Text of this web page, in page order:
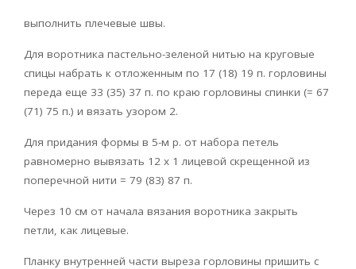
выполнить плечевые швы.
Для воротника пастельно-зеленой нитью на круговые
спицы набрать к отложенным по 17 (18) 19 п. горловины
переда еще 33 (35) 37 п. по краю горловины спинки (= 67
(71) 75 п.) и вязать узором 2.
Для придания формы в 5-м р. от набора петель
равномерно вывязать 12 х 1 лицевой скрещенной из
поперечной нити = 79 (83) 87 п.
Через 10 см от начала вязания воротника закрыть
петли, как лицевые.
Планку внутренней части выреза горловины пришить с